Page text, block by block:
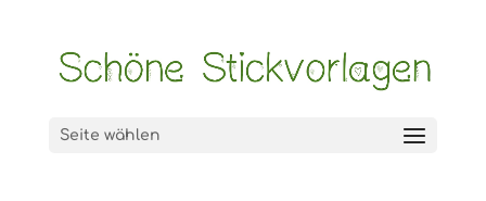
Seite wählen